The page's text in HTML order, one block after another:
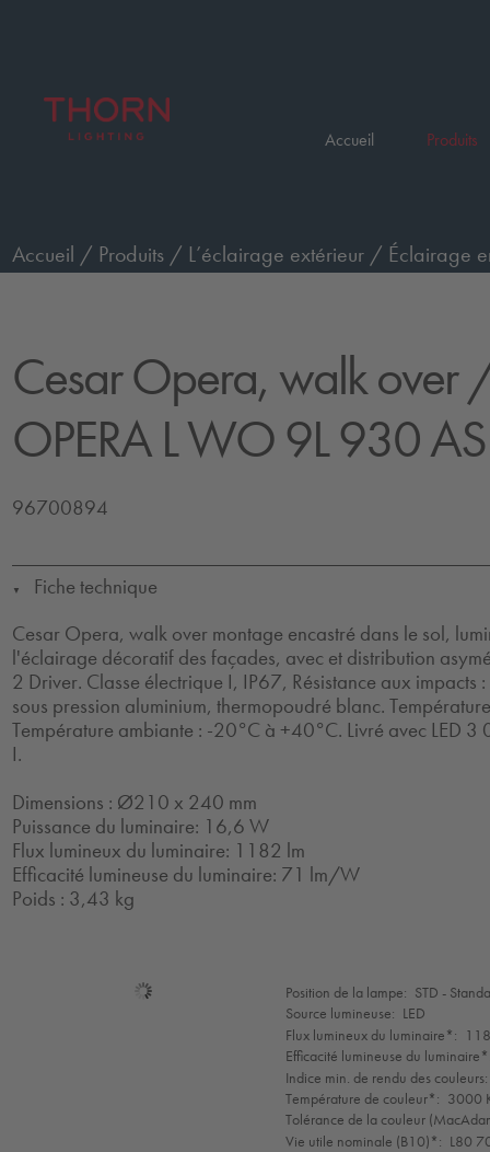
Accueil Produits
Accueil / Produits / L’éclairage extérieur / Éclairage
Cesar Opera, walk over/
OPERA L WO 9L 930
96700894
▼
Fiche technique
Cesar Opera, walk over montage encastré dans le sol,
l'éclairage décoratif des façades, avec et distribution
2 Driver. Classe électrique I, IP67, Résistance aux
sous pression aluminium, thermopoudré blanc.
Température ambiante : -20°C à +40°C. Livré avec LED 3
I.
Dimensions : Ø210 x 240 mm
Puissance du luminaire: 16,6 W
Flux lumineux du luminaire: 1182 lm
Efficacité lumineuse du luminaire: 71 lm/W
Poids : 3,43 kg
Sélection
de
mode
Position de la lampe: STD -
Source lumineuse: LED
Flux lumineux du luminaire*:
Efficacité lumineuse du
Indice min. de rendu des couleurs:
Température de couleur*: 3000
Tolérance de la couleur
Vie utile nominale (B10)*: L80